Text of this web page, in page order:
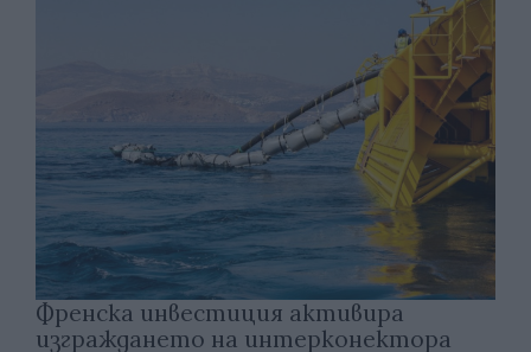
Френска инвестиция активира
изграждането на интерконектора